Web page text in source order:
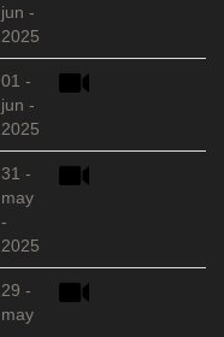
jun -
2025
01 -
jun -
2025
31 -
may
-
2025
29 -
may